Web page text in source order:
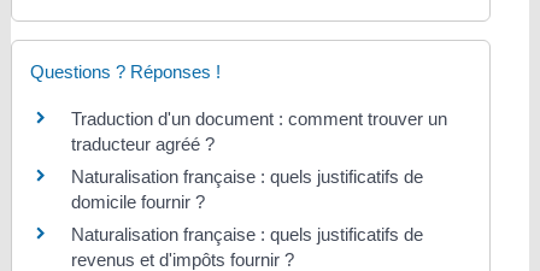
Questions ? Réponses !
Traduction d'un document : comment trouver un
traducteur agréé ?
Naturalisation française : quels justificatifs de
domicile fournir ?
Naturalisation française : quels justificatifs de
revenus et d'impôts fournir ?